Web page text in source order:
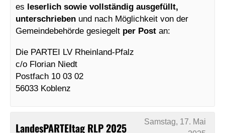
es leserlich sowie vollständig ausgefüllt,
unterschrieben und nach Möglichkeit von der
Gemeindebehörde gesiegelt per Post an:
Die PARTEI LV Rheinland-Pfalz
c/o Florian Niedt
Postfach 10 03 02
56033 Koblenz
LandesPARTEItag RLP 2025
Samstag, 17. Mai